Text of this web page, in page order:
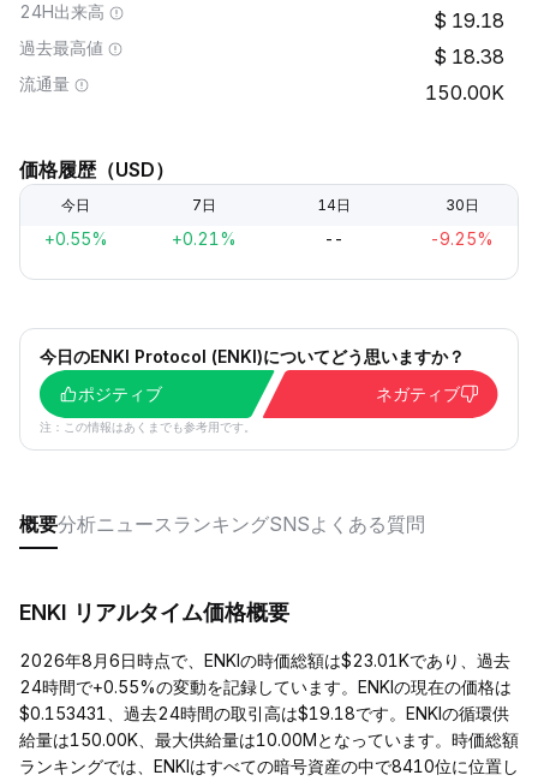
24H出来高 19.18
過去最高値 18.38
流通量 150.00K
価格履歴（USD）
今日 7日 14日 30日
+0.55% +0.21% -- -9.25%
今日のENKI Protocol (ENKI)についてどう思いますか？
ポジティブ
ネガティブ
注：この情報はあくまでも参考用です。
概要分析ニュース ランキングSNSよくある質問
ENKI リアルタイム価格概要
2026年8月6日時点で、ENKIの時価総額は$23.01Kであり、過去
24時間で+0.55%の変動を記録しています。ENKIの現在の価格は
$0.153431、過去24時間の取引高は$19.18です。ENKIの循環供
給量は150.00K、最大供給量は10.00Mとなっています。時価総額
ランキングでは、ENKIはすべての暗号資産の中で8410位に位置し